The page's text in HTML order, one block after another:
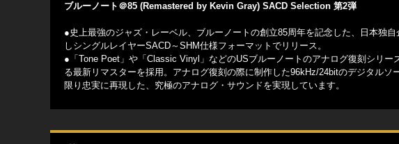
ブルーノート＠85 (Remastered by Kevin Gray) SACD Selection 第2弾
●史上最強のジャズ・レーベル、ブルーノートの創立85周年を記念した、日本独
しシングルレイヤーSACD～SHM仕様フォーマットでリリース。
●「Tone Poet」や「Classic Vinyl」などのUSブルーノートのアナログ復刻シリ
る最新リマスターを採用。アナログ復刻の際に制作した96kHz/24bitのデジタル
限り忠実に再現した、究極のアナログ・サウンドを実現しています。